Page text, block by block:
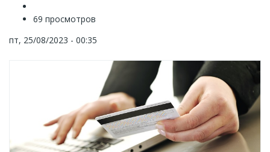
69 просмотров
пт, 25/08/2023 - 00:35